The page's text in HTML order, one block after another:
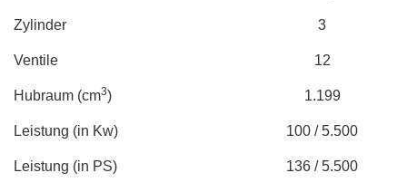
Zylinder 3
Ventile 12
Hubraum (cm3) 1.199
Leistung (in Kw) 100 / 5.500
Leistung (in PS) 136 / 5.500